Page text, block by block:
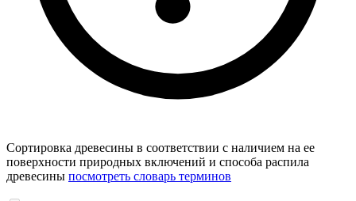
Сортировка древесины в соответствии с наличием на ее
поверхности природных включений и способа распила
древесины посмотреть словарь терминов